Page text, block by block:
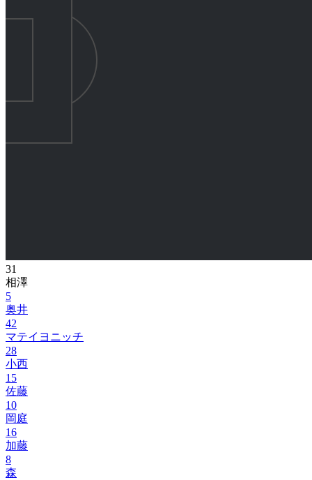
31
相澤
5
奥井
42
マテイヨニッチ
28
小西
15
佐藤
10
岡庭
16
加藤
8
森